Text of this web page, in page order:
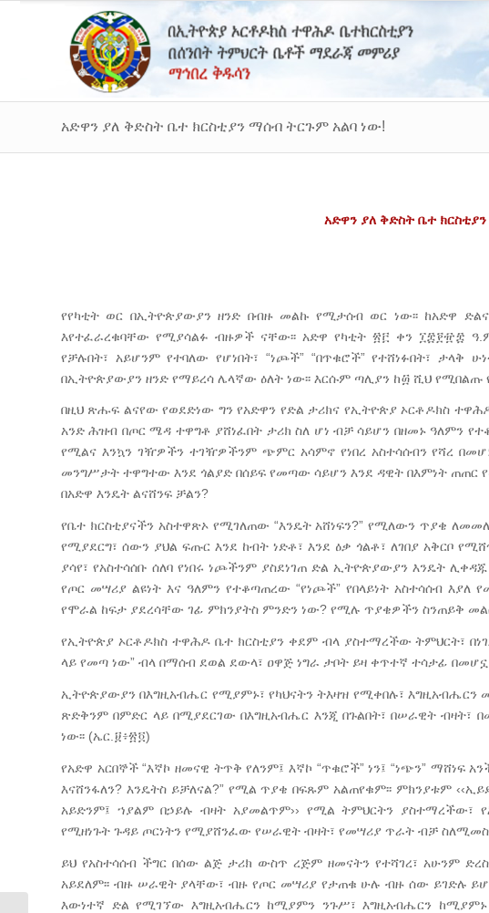
አድዋን ያለ ቅድስት ቤተ ክርስቲያን ማሰብ ትርጉም አልባ ነው!
አድዋን ያለ ቅድስት ቤተ
የየካቲት ወር በኢትዮጵያውያን ዘንድ በብዙ መልኩ የሚታሰብ ወር ነው፡፡ ከአድዋ
እየተፈራረቁባቸው የሚያሳልፉ ብዙዎች ናቸው፡፡ አድዋ የካቲት ፳፫ ቀን ፲፰፻፹፰
የቻሉበት፣ አይሆንም የተባለው የሆነበት፣ “ነጮች” “በጥቁሮች” የተሸነፉበት፣
በኢትዮጵያውያን ዘንድ የማይረሳ ሌላኛው ዕለት ነው፡፡ እርሱም ጣሊያን ከ፴ ሺህ የሚበልጡ
በዚህ ጽሑፍ ልናየው የወደድነው ግን የአድዋን የድል ታሪክና የኢትዮጵያ ኦርቶዶክስ
አንድ ሕዝብ በጦር ሜዳ ተዋግቶ ያሸነፈበት ታሪክ ስለ ሆነ ብቻ ሳይሆን በዘመኑ ዓለምን
የሚልና እንኳን ገዥዎችን ተገዥዎችንም ጭምር አሳምኖ የነበረ አስተሳሰብን የሻረ
መንግሥታት ተዋግተው እንደ ጎልያድ በሰይፍ የመጣው ሳይሆን እንደ ዳዊት በእምነት ጠጠር
በአድዋ እንዴት ልናሸንፍ ቻልን?
የቤተ ክርስቲያናችን አስተዋጽኦ የሚገለጠው “እንዴት አሸነፍን?” የሚለውን ጥያቄ
የሚያደርግ፣ ሰውን ያህል ፍጡር እንደ ከብት ነድቶ፣ እንደ ዕቃ ጎልቶ፣ ለገበያ አቅርቦ
ያሳየ፣ የአስተሳሰቡ ሰለባ የነበሩ ነጮችንም ያስደነገጠ ድል ኢትዮጵያውያን እንዴት
የጦር መሣሪያ ልዩነት እና ዓለምን የተቆጣጠረው “የነጮች” የበላይነት አስተሳሰብ
የሞራል ከፍታ ያደረሳቸው ገፊ ምክንያትስ ምንድን ነው? የሚሉ ጥያቄዎችን ስንጠይቅ መልሱ
የኢትዮጵያ ኦርቶዶክስ ተዋሕዶ ቤተ ክርስቲያን ቀደም ብላ ያስተማረችው ትምህርት፣
ላይ የመጣ ነው” ብላ በማሰብ ደወል ደውላ፣ ዐዋጅ ነግራ ታቦት ይዛ ቀጥተኛ ተሳታፊ በመሆኗ
ኢትዮጵያውያን በእግዚአብሔር የሚያምኑ፣ የካህናትን ትእዛዝ የሚቀበሉ፣
ጽድቅንም በምድር ላይ በሚያደርገው በእግዚአብሔር እንጂ በጉልበት፣ በሠራዊት ብዛት፣
ነው፡፡ (ኤር.፱፥፳፬)
የአድዋ አርበኞች “እኛኮ ዘመናዊ ትጥቅ የለንም፤ እኛኮ “ጥቁሮች” ነን፤ “ነጭን” ማሸነፍ
እናሸንፋለን? እንዴትስ ይቻለናል?” የሚል ጥያቄ በፍጹም አልጠየቁም፡፡ ምክንያቱም
አይድንም፤ ኀያልም በኃይሉ ብዛት አያመልጥም›› የሚል ትምህርትን ያስተማረችው፣
የሚዘነጉት ጉዳይ ጦርነትን የሚያሸንፈው የሠራዊት ብዛት፣ የመሣሪያ ጥራት ብቻ
ይህ የአስተሳሰብ ችግር በሰው ልጅ ታሪክ ውስጥ ረጅም ዘመናትን የተሻገረ፣ አሁንም
አይደለም፡፡ ብዙ ሠራዊት ያላቸው፣ ብዙ የጦር መሣሪያ የታጠቁ ሁሉ ብዙ ሰው ይገድሉ
እውነተኛ ድል የሚገኘው እግዚአብሔርን ከሚያምን ንጉሥ፣ እግዚአብሔርን